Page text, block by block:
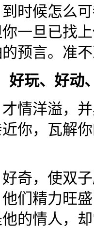
时候怎么
一旦已找
预言。准
好玩、好动
洋溢，并
你，瓦解
，使双子
们精力旺
的情人，